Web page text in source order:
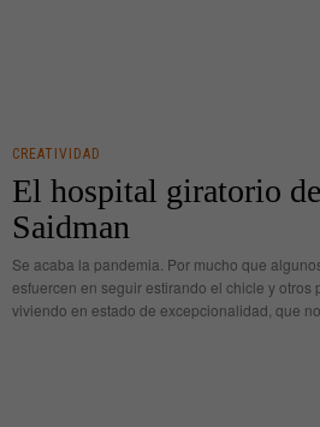
CREATIVIDAD
El hospital giratorio
Saidman
Se acaba la pandemia. Por mucho que
esfuercen en seguir estirando el chicle y otros
viviendo en estado de excepcionalidad, que